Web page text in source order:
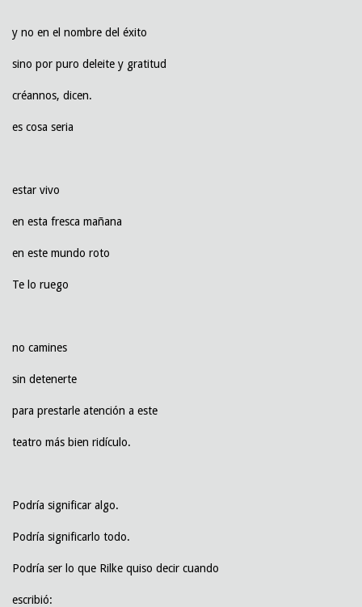
y no en el nombre del éxito
sino por puro deleite y gratitud
créannos, dicen.
es cosa seria
estar vivo
en esta fresca mañana
en este mundo roto
Te lo ruego
no camines
sin detenerte
para prestarle atención a este
teatro más bien ridículo.
Podría significar algo.
Podría significarlo todo.
Podría ser lo que Rilke quiso decir cuando
escribió: